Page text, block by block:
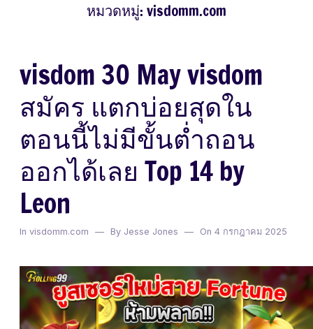
หมวดหมู่: visdomm.com
visdom 30 May visdom
สมัคร แตกบ่อยสุดใน
ตอนนี้ไม่มีขั้นต่ำถอน
ออกได้เลย Top 14 by
Leon
In visdomm.com By Jesse Jones On 4 กรกฎาคม 2025